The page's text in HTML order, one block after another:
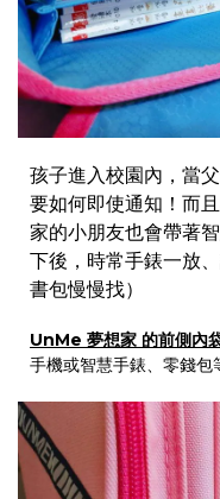
孩子進入校園內，當
要如何即使通知！而
家的小朋友也會帶著
下後，時常手錶一放
書包慢慢找）
UnMe 夢想家 的前側內
手機或智慧手錶、零錢包